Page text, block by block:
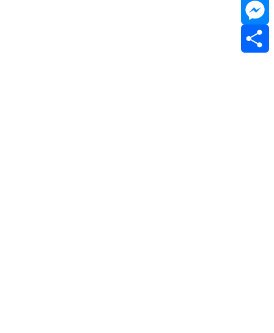
Telegram
Messenger